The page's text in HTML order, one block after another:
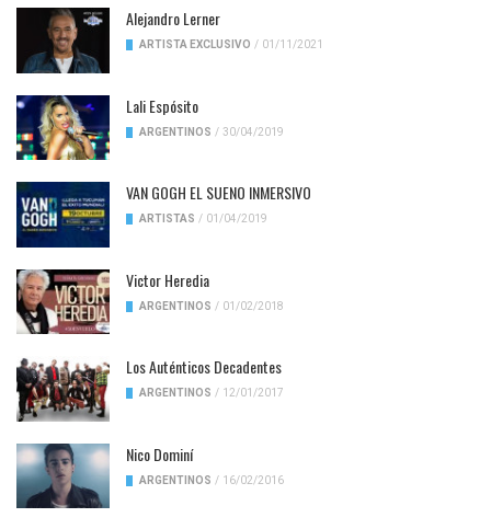
Alejandro Lerner
ARTISTA EXCLUSIVO / 01/11/2021
Lali Espósito
ARGENTINOS / 30/04/2019
VAN GOGH EL SUENO INMERSIVO
ARTISTAS / 01/04/2019
Victor Heredia
ARGENTINOS / 01/02/2018
Los Auténticos Decadentes
ARGENTINOS / 12/01/2017
Nico Dominí
ARGENTINOS / 16/02/2016